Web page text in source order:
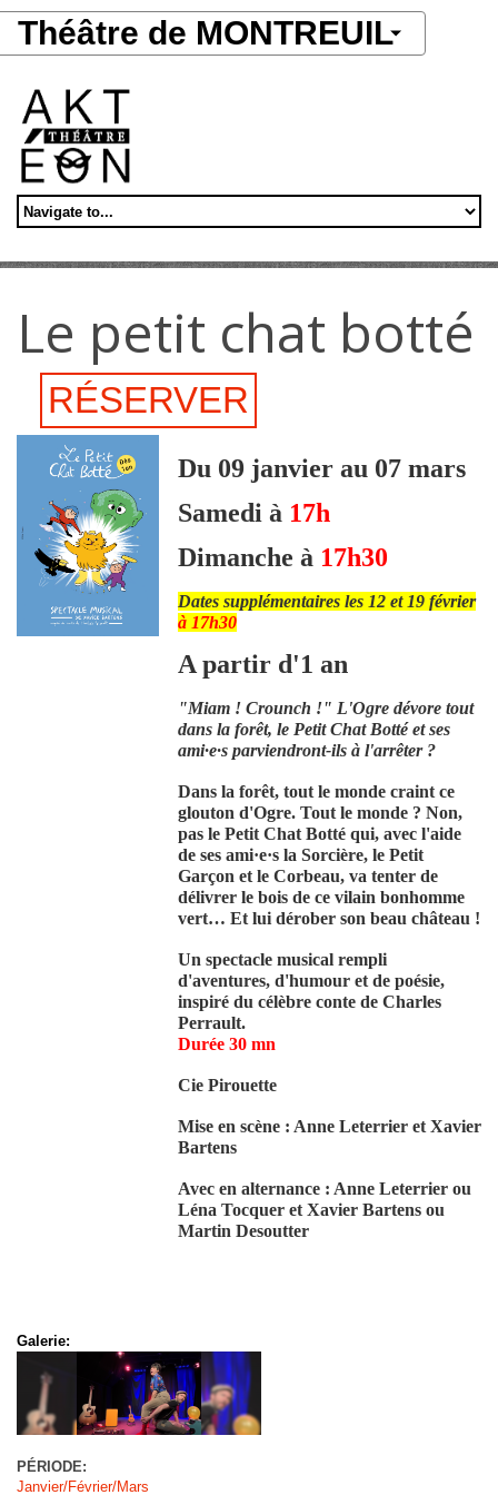
Aller au contenu principal
Théâtre de MONTREUIL
Le petit chat botté
RÉSERVER
Du 09 janvier au 07 mars
Samedi à 17h
Dimanche à 17h30
Dates supplémentaires les 12 et 19 février
à 17h30
A partir d'1 an
"Miam ! Crounch !" L'Ogre dévore tout
dans la forêt, le Petit Chat Botté et ses
ami·e·s parviendront-ils à l'arrêter ?
Dans la forêt, tout le monde craint ce
glouton d'Ogre. Tout le monde ? Non,
pas le Petit Chat Botté qui, avec l'aide
de ses ami·e·s la Sorcière, le Petit
Garçon et le Corbeau, va tenter de
délivrer le bois de ce vilain bonhomme
vert… Et lui dérober son beau château !
Un spectacle musical rempli
d'aventures, d'humour et de poésie,
inspiré du célèbre conte de Charles
Perrault.
Durée 30 mn
Cie Pirouette
Mise en scène : Anne Leterrier et Xavier
Bartens
Avec en alternance : Anne Leterrier ou
Léna Tocquer et Xavier Bartens ou
Martin Desoutter
Galerie:
PÉRIODE:
Janvier/Février/Mars